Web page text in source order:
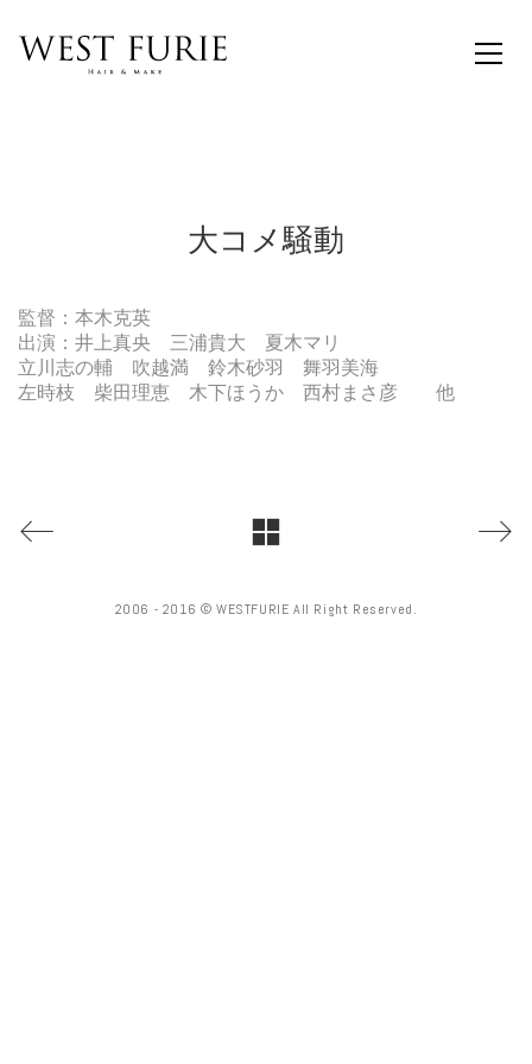
大コメ騒動
監督：本木克英
出演：井上真央 三浦貴大 夏木マリ
立川志の輔 吹越満 鈴木砂羽 舞羽美海
左時枝 柴田理恵 木下ほうか 西村まさ彦 他
2006 - 2016 © WESTFURIE All Right Reserved.